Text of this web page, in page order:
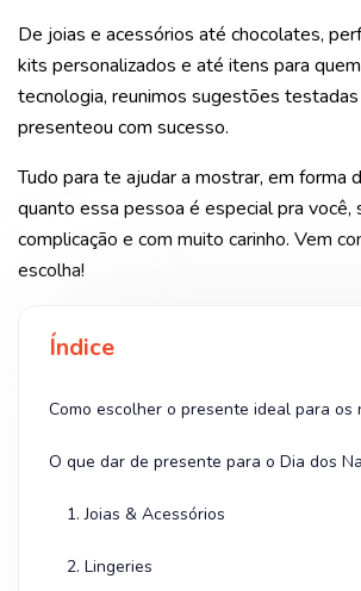
De joias e acessórios até chocolates,
kits personalizados e até itens para
tecnologia, reunimos sugestões
presenteou com sucesso.
Tudo para te ajudar a mostrar, em forma
quanto essa pessoa é especial pra você,
complicação e com muito carinho. Vem
escolha!
Índice
1. Joias & Acessórios
2. Lingeries